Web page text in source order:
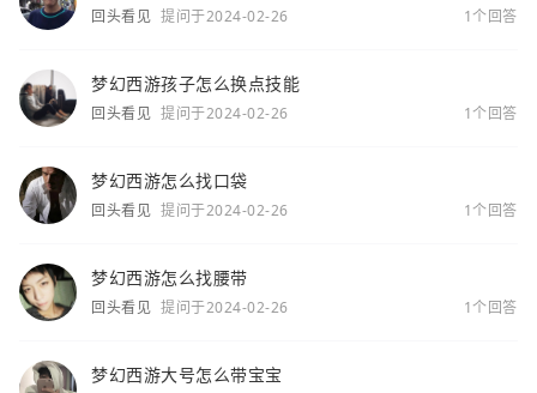
回头看见 提问于2024-02-26 1个回答
梦幻西游孩子怎么换点技能
回头看见 提问于2024-02-26 1个回答
梦幻西游怎么找口袋
回头看见 提问于2024-02-26 1个回答
梦幻西游怎么找腰带
回头看见 提问于2024-02-26 1个回答
梦幻西游大号怎么带宝宝